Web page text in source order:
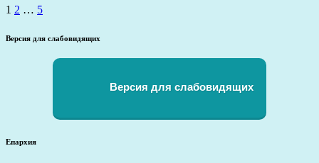
Пагинация
записей
1 2 … 5
Версия для слабовидящих
Версия для слабовидящих
Епархия